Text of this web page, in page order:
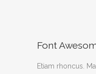
Font
Etiam rhoncus.